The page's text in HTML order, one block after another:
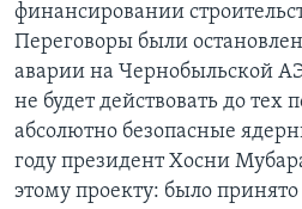
финансировании
Переговоры были
аварии на Чернобыльской
не будет действовать до тех
абсолютно безопасные
году президент Хосни
этому проекту: было